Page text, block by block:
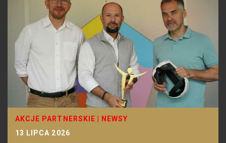
AKCJE PARTNERSKIE
NEWSY
13 LIPCA 2026